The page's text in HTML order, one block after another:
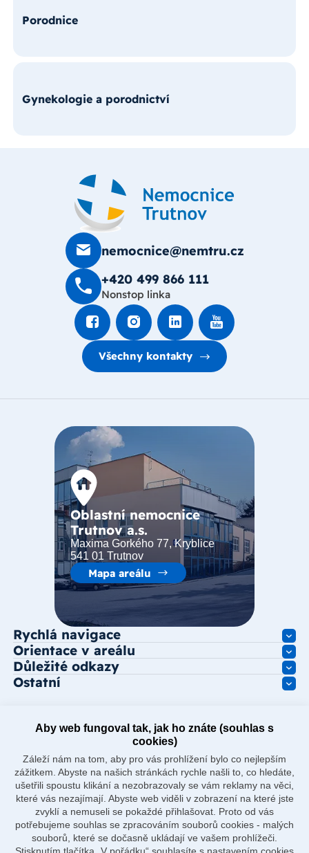
Porodnice
Gynekologie a porodnictví
nemocnice@nemtru.cz
+420 499 8­66 111
Nonstop linka
Všechny kontakty
Oblastní nemocnice
Trutnov a.s.
Maxima Gorkého 77, Kryblice
541 01 Trutnov
Mapa areálu
Rychlá navigace
Orientace v areálu
Důležité odkazy
Ostatní
Aby web fungoval tak, jak ho znáte (souhlas s
cookies)
Záleží nám na tom, aby pro vás prohlížení bylo co nejlepším
zážitkem. Abyste na našich stránkách rychle našli to, co hledáte,
ušetřili spoustu klikání a nezobrazovaly se vám reklamy na věci,
které vás nezajímají. Abyste web viděli v zobrazení na které jste
zvyklí a nemuseli se pokaždé přihlašovat. Proto od vás
potřebujeme souhlas se zpracováním souborů cookies - malých
souborů, které se dočasně ukládají ve vašem prohlížeči.